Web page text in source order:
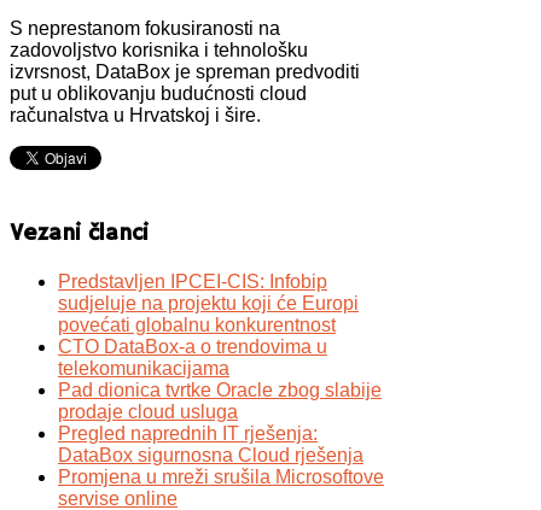
S neprestanom fokusiranosti na
zadovoljstvo korisnika i tehnološku
izvrsnost, DataBox je spreman predvoditi
put u oblikovanju budućnosti cloud
računalstva u Hrvatskoj i šire.
Vezani članci
Predstavljen IPCEI-CIS: Infobip
sudjeluje na projektu koji će Europi
povećati globalnu konkurentnost
CTO DataBox-a o trendovima u
telekomunikacijama
Pad dionica tvrtke Oracle zbog slabije
prodaje cloud usluga
Pregled naprednih IT rješenja:
DataBox sigurnosna Cloud rješenja
Promjena u mreži srušila Microsoftove
servise online